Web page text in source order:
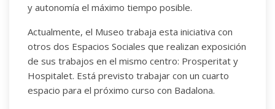
y autonomía el máximo tiempo posible.
Actualmente, el Museo trabaja esta iniciativa con
otros dos Espacios Sociales que realizan exposición
de sus trabajos en el mismo centro: Prosperitat y
Hospitalet. Está previsto trabajar con un cuarto
espacio para el próximo curso con Badalona.